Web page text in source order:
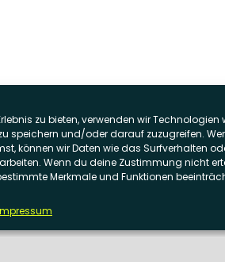
zu bieten, verwenden wir Technologien
speichern und/oder darauf zuzugreifen.
können wir Daten wie das Surfverhalten
Wenn du deine Zustimmung nicht
Merkmale und Funktionen